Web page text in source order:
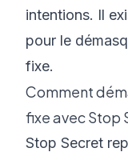
intentions. Il
pour le
fixe.
Comment
fixe avec Stop
Stop Secret